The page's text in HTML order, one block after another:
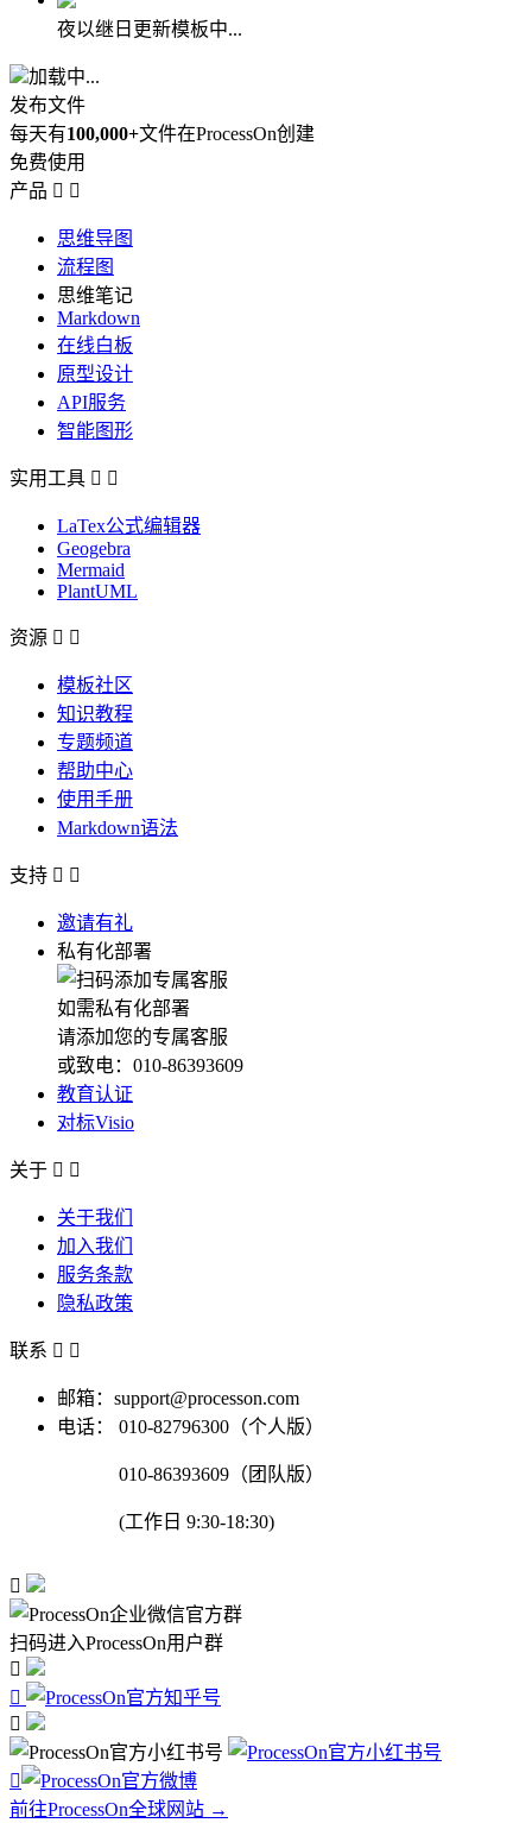
夜以继日更新模板中...
加载中...
发布文件
每天有100,000+文件在ProcessOn创建
免费使用
产品  
思维导图
流程图
思维笔记
Markdown
在线白板
原型设计
API服务
智能图形
实用工具  
LaTex公式编辑器
Geogebra
Mermaid
PlantUML
资源  
模板社区
知识教程
专题频道
帮助中心
使用手册
Markdown语法
支持  
邀请有礼
私有化部署
如需私有化部署
请添加您的专属客服
或致电：010-86393609
教育认证
对标Visio
关于  
关于我们
加入我们
服务条款
隐私政策
联系  
邮箱：support@processon.com
电话：
010-82796300（个人版）
010-86393609（团队版）
(工作日 9:30-18:30)

扫码进入ProcessOn用户群




前往ProcessOn全球网站 →